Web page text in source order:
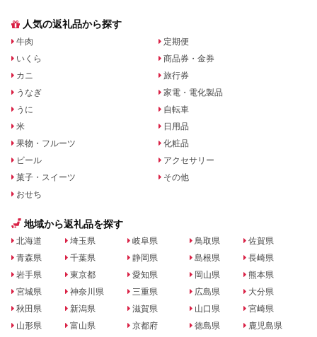
人気の返礼品から探す
牛肉
いくら
カニ
うなぎ
うに
米
果物・フルーツ
ビール
菓子・スイーツ
おせち
定期便
商品券・金券
旅行券
家電・電化製品
自転車
日用品
化粧品
アクセサリー
その他
地域から返礼品を探す
北海道
青森県
岩手県
宮城県
秋田県
山形県
埼玉県
千葉県
東京都
神奈川県
新潟県
富山県
岐阜県
静岡県
愛知県
三重県
滋賀県
京都府
鳥取県
島根県
岡山県
広島県
山口県
徳島県
佐賀県
長崎県
熊本県
大分県
宮崎県
鹿児島県